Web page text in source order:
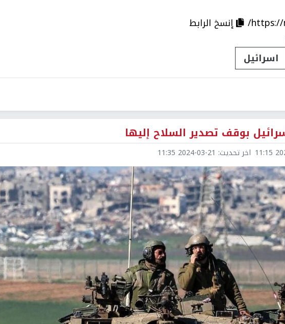
https://
إنسخ الرابط
اسرائيل
بوقف تصدير السلاح إليها
اخر تحديث: 2024-03-21 11:35